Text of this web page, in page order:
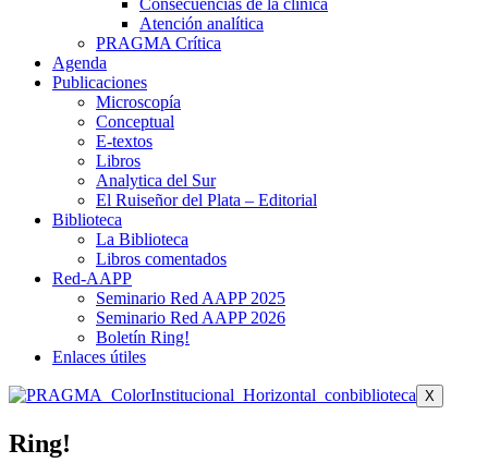
Atención analítica
PRAGMA Crítica
Agenda
Publicaciones
Microscopía
Conceptual
E-textos
Libros
Analytica del Sur
El Ruiseñor del Plata – Editorial
Biblioteca
La Biblioteca
Libros comentados
Red-AAPP
Seminario Red AAPP 2025
Seminario Red AAPP 2026
Boletín Ring!
Enlaces útiles
X
Ring!